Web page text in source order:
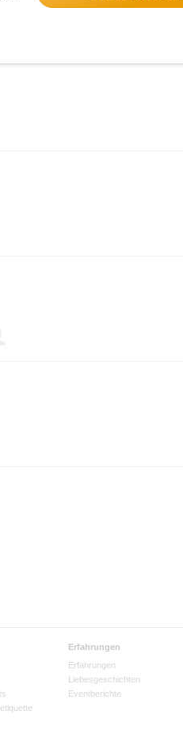
Erfahrungen
Erfahrungen
Liebesgeschichten
Eventberichte